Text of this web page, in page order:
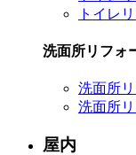
トイレ
洗面所リフォ
洗面所
洗面所
屋内